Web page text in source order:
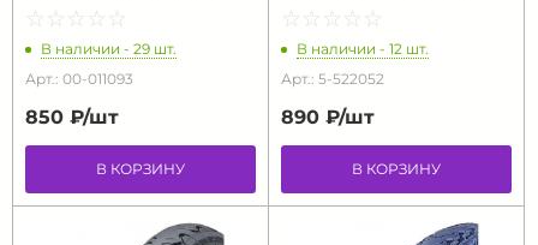
☆ ☆ ☆ ☆ ☆
★ ★ ★ ★ ★
В наличии - 29 шт.
Арт.: 00-011093
850 ₽/шт
В КОРЗИНУ
☆ ☆ ☆ ☆ ☆
★ ★ ★ ★ ★
В наличии - 12 шт.
Арт.: 5-522052
890 ₽/шт
В КОРЗИНУ